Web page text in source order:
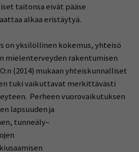
taitonsa eivät pääse
alkaa eristäytyä.
on yksilöllinen kokemus, yhteisö
mielenterveyden rakentumisen
(2014) mukaan yhteiskunnalliset
tuki vaikuttavat merkittävästi
Perheen vuorovaikutuksen
lapsuuden ja
tunneäly–